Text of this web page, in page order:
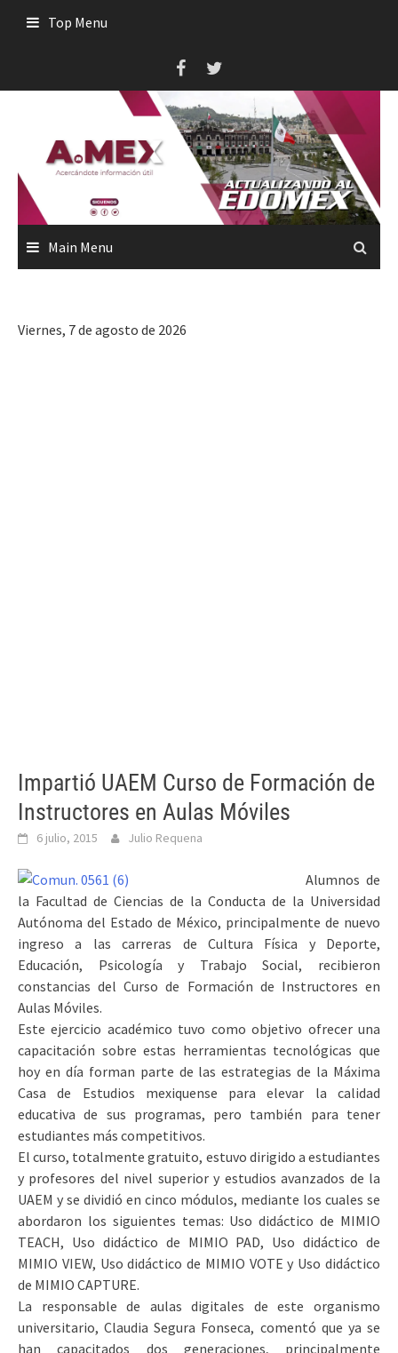
Top Menu
Main Menu
Viernes, 7 de agosto de 2026
Impartió UAEM Curso de Formación de
Instructores en Aulas Móviles
6 julio, 2015 Julio Requena
Alumnos de
la Facultad de Ciencias de la Conducta de la Universidad
Autónoma del Estado de México, principalmente de nuevo
ingreso a las carreras de Cultura Física y Deporte,
Educación, Psicología y Trabajo Social, recibieron
constancias del Curso de Formación de Instructores en
Aulas Móviles.
Este ejercicio académico tuvo como objetivo ofrecer una
capacitación sobre estas herramientas tecnológicas que
hoy en día forman parte de las estrategias de la Máxima
Casa de Estudios mexiquense para elevar la calidad
educativa de sus programas, pero también para tener
estudiantes más competitivos.
El curso, totalmente gratuito, estuvo dirigido a estudiantes
y profesores del nivel superior y estudios avanzados de la
UAEM y se dividió en cinco módulos, mediante los cuales se
abordaron los siguientes temas: Uso didáctico de MIMIO
TEACH, Uso didáctico de MIMIO PAD, Uso didáctico de
MIMIO VIEW, Uso didáctico de MIMIO VOTE y Uso didáctico
de MIMIO CAPTURE.
La responsable de aulas digitales de este organismo
universitario, Claudia Segura Fonseca, comentó que ya se
han capacitados dos generaciones, principalmente